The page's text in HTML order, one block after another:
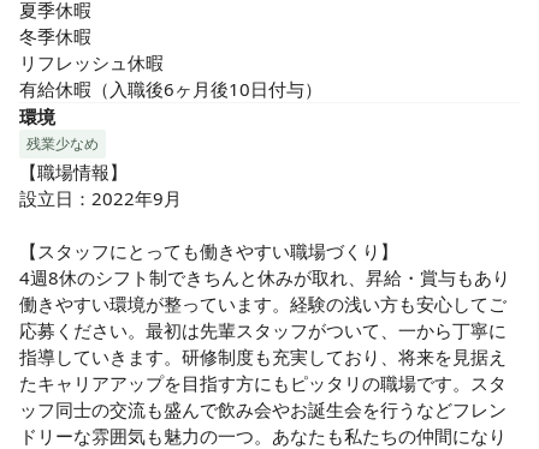
夏季休暇
冬季休暇
リフレッシュ休暇
有給休暇（入職後6ヶ月後10日付与）
環境
残業少なめ
【職場情報】
設立日：2022年9月
【スタッフにとっても働きやすい職場づくり】
4週8休のシフト制できちんと休みが取れ、昇給・賞与もあり
働きやすい環境が整っています。経験の浅い方も安心してご
応募ください。最初は先輩スタッフがついて、一から丁寧に
指導していきます。研修制度も充実しており、将来を見据え
たキャリアアップを目指す方にもピッタリの職場です。スタ
ッフ同士の交流も盛んで飲み会やお誕生会を行うなどフレン
ドリーな雰囲気も魅力の一つ。あなたも私たちの仲間になり